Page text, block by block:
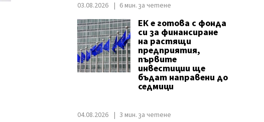
03.08.2026 6 мин. за четене
ЕК е готова с фонда
си за финансиране
на растящи
предприятия,
първите
инвестиции ще
бъдат направени до
седмици
04.08.2026 3 мин. за четене